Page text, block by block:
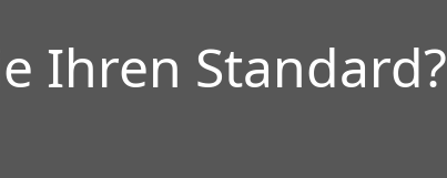
Ihren Standard?